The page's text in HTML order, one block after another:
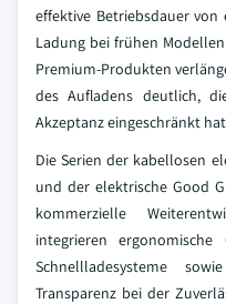
effektive Betriebsdauer
Ladung bei frühen
Premium-Produkten
des Aufladens deutlich,
Akzeptanz eingeschränkt
Die Serien der kabellosen
und der elektrische Good
kommerzielle
integrieren ergonomische
Schnellladesysteme
Transparenz bei der